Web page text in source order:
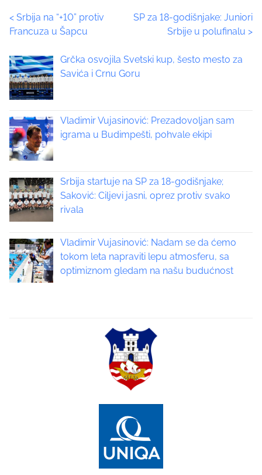
h
i
p
o
s
o
n
:
P
s
t
s
n
a
v
i
a
t
< Srbija na “+10” protiv
Francuza u Šapcu
SP za 18-godišnjake: Juniori
Srbije u polufinalu >
Grčka osvojila Svetski kup, šesto mesto za
Savića i Crnu Goru
Vladimir Vujasinović: Prezadovoljan sam
igrama u Budimpešti, pohvale ekipi
Srbija startuje na SP za 18-godišnjake;
Saković: Ciljevi jasni, oprez protiv svako
rivala
Vladimir Vujasinović: Nadam se da ćemo
tokom leta napraviti lepu atmosferu, sa
optimiznom gledam na našu budućnost